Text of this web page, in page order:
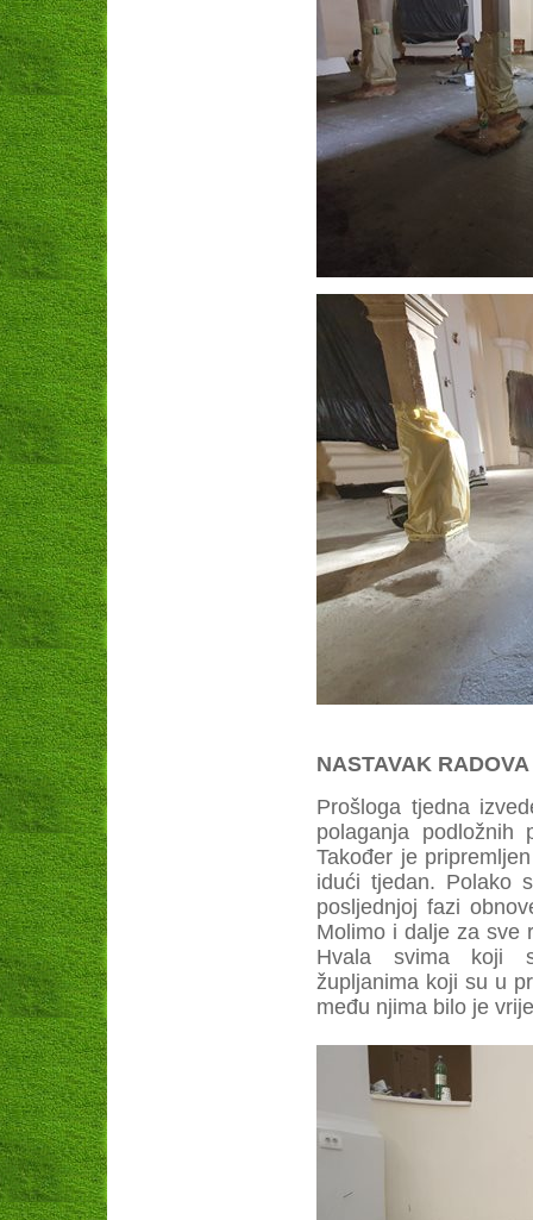
NASTAVAK
Prošloga tjedna
polaganja
Također je
idući tjedan. Polako
posljednjoj fazi
Molimo i dalje za sve
Hvala svima koji
župljanima koji su u
među njima bilo je